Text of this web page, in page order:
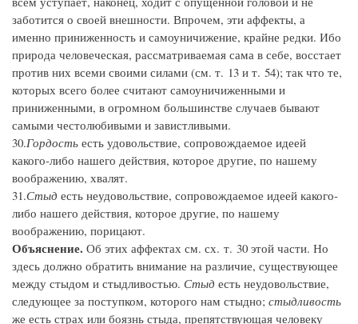
заботится о своей внешности. Впрочем, эти аффекты, а
именно приниженность и самоуничижение, крайне редки. Ибо
природа человеческая, рассматриваемая сама в себе, восстает
против них всеми своими силами (см. т. 13 и т. 54); так что те,
которых всего более считают самоуничиженными и
приниженными, в огромном большинстве случаев бывают
самыми честолюбивыми и завистливыми.
30.Гордость есть удовольствие, сопровождаемое идеей
какого-либо нашего действия, которое другие, по нашему
воображению, хвалят.
31.Стыд есть неудовольствие, сопровождаемое идеей какого-
либо нашего действия, которое другие, по нашему
воображению, порицают.
Объяснение. Об этих аффектах см. сх. т. 30 этой части. Но
здесь должно обратить внимание на различие, существующее
между стыдом и стыдливостью. Стыд есть неудовольствие,
следующее за поступком, которого нам стыдно; стыдливость
же есть страх или боязнь стыда, препятствующая человеку